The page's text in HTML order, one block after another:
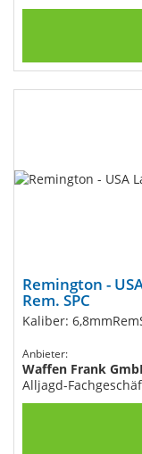
Remington -
Rem. SPC
Kaliber:
Anbieter:
Waffen Frank
Alljagd-